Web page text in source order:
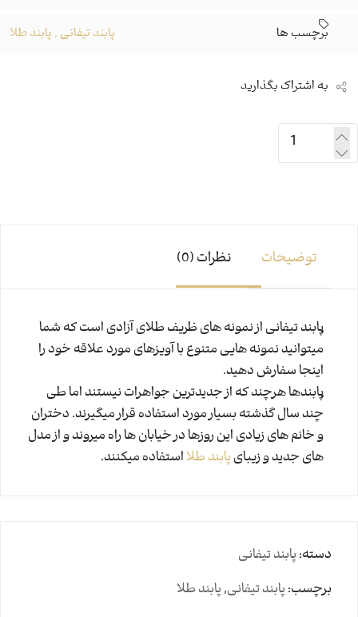
برچسب ها پابند تیفانی , پابند طلا
به اشتراک بگذارید
توضیحات نظرات (0)
پابند تیفانی از نمونه های ظریف طلای آزادی است که شما
میتوانید نمونه هایی متنوع با آویزهای مورد علاقه خود را
اینجا سفارش دهید.
پابندها هرچند که از جدیدترین جواهرات نیستند اما طی
چند سال گذشته بسیار مورد استفاده قرار میگیرند. دختران
و خانم های زیادی این روزها در خیابان ها راه میروند و از مدل
های جدید و زیبای پابند طلا استفاده میکنند.
دسته: پابند تیفانی
برچسب: پابند تیفانی,پابند طلا